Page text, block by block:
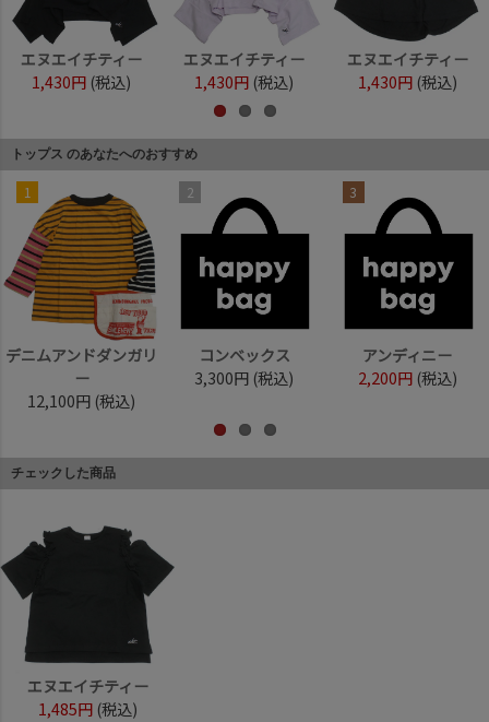
エヌエイチティー
1,430円 (税込)
エヌエイチティー
1,430円 (税込)
エヌエイチティー
1,430円 (税込)
トップス のあなたへのおすすめ
1
デニムアンドダンガリ
ー
12,100円 (税込)
2
コンベックス
3,300円 (税込)
3
アンディニー
2,200円 (税込)
チェックした商品
エヌエイチティー
1,485円 (税込)